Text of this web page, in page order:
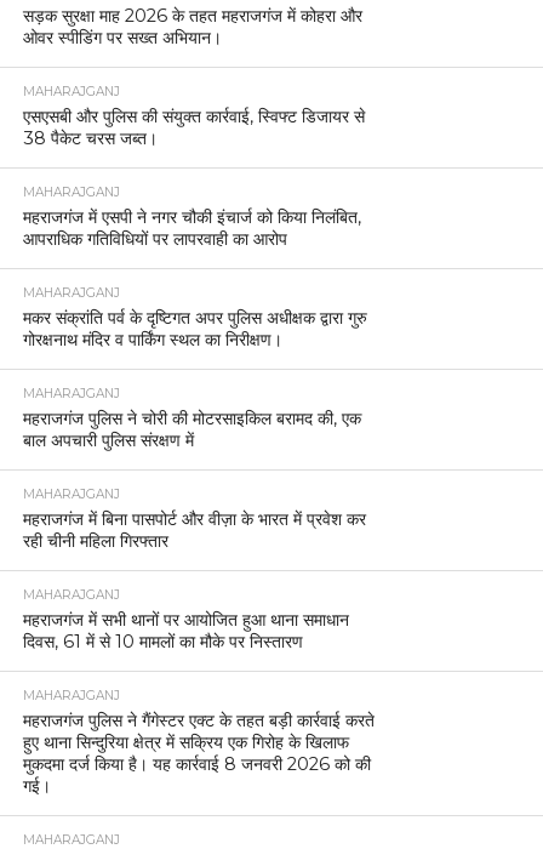
सड़क सुरक्षा माह 2026 के तहत महराजगंज में कोहरा और
ओवर स्पीडिंग पर सख्त अभियान।
MAHARAJGANJ
एसएसबी और पुलिस की संयुक्त कार्रवाई, स्विफ्ट डिजायर से
38 पैकेट चरस जब्त।
MAHARAJGANJ
महराजगंज में एसपी ने नगर चौकी इंचार्ज को किया निलंबित,
आपराधिक गतिविधियों पर लापरवाही का आरोप
MAHARAJGANJ
मकर संक्रांति पर्व के दृष्टिगत अपर पुलिस अधीक्षक द्वारा गुरु
गोरक्षनाथ मंदिर व पार्किंग स्थल का निरीक्षण।
MAHARAJGANJ
महराजगंज पुलिस ने चोरी की मोटरसाइकिल बरामद की, एक
बाल अपचारी पुलिस संरक्षण में
MAHARAJGANJ
महराजगंज में बिना पासपोर्ट और वीज़ा के भारत में प्रवेश कर
रही चीनी महिला गिरफ्तार
MAHARAJGANJ
महराजगंज में सभी थानों पर आयोजित हुआ थाना समाधान
दिवस, 61 में से 10 मामलों का मौके पर निस्तारण
MAHARAJGANJ
महराजगंज पुलिस ने गैंगेस्टर एक्ट के तहत बड़ी कार्रवाई करते
हुए थाना सिन्दुरिया क्षेत्र में सक्रिय एक गिरोह के खिलाफ
मुकदमा दर्ज किया है। यह कार्रवाई 8 जनवरी 2026 को की
गई।
MAHARAJGANJ